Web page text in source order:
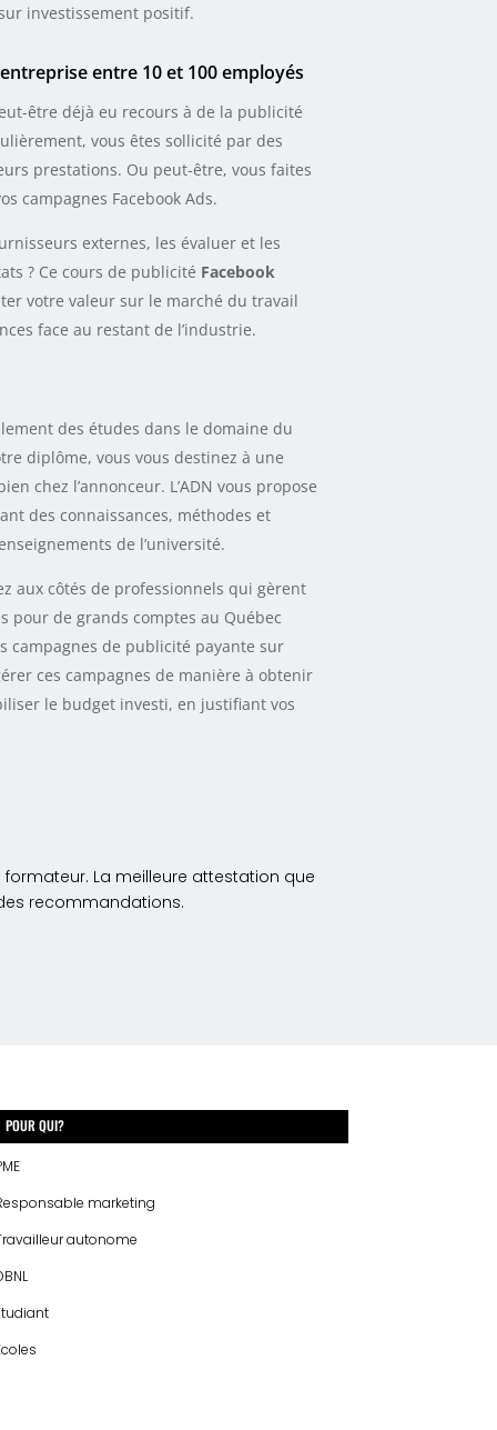
investissement positif.
entre 10 et 100 employés
être déjà eu recours à de la publicité
vous êtes sollicité par des
prestations. Ou peut-être, vous faites
campagnes Facebook Ads.
externes, les évaluer et les
? Ce cours de publicité Facebook
votre valeur sur le marché du travail
face au restant de l’industrie.
des études dans le domaine du
diplôme, vous vous destinez à une
chez l’annonceur. L’ADN vous propose
des connaissances, méthodes et
de l’université.
aux côtés de professionnels qui gèrent
pour de grands comptes au Québec
campagnes de publicité payante sur
ces campagnes de manière à obtenir
le budget investi, en justifiant vos
formateur. La meilleure attestation que
recommandations.
POUR QUI?
marketing
autonome